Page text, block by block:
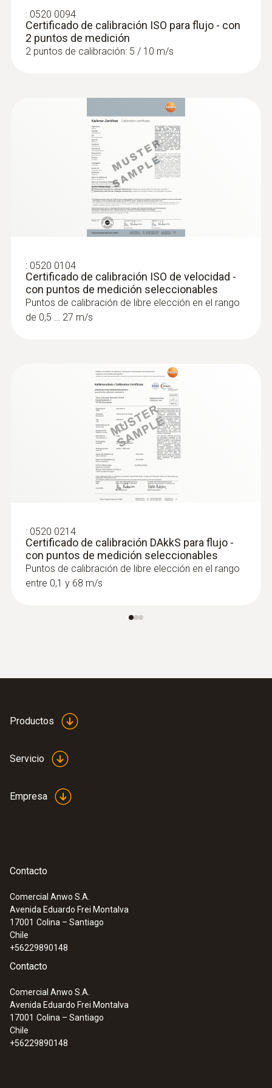
Set Ultimate HVACR testo Smart
:0560 4053
testo 405 - Anemómetro térmico
0563 4400
Set de hilo caliente testo 440
:0563 4405
Set de CO₂ testo 440 con Bluetooth®
: 0520 0094
Certificado de calibración ISO para flujo - con
2 puntos de medición
2 puntos de calibración: 5 / 10 m/s
: 0520 0104
Certificado de calibración ISO de velocidad -
con puntos de medición seleccionables
Puntos de calibración de libre elección en el rango
de 0,5 … 27 m/s
: 0520 0214
Certificado de calibración DAkkS para flujo -
con puntos de medición seleccionables
Puntos de calibración de libre elección en el rango
entre 0,1 y 68 m/s
Productos
Servicio
Empresa
Contacto
Comercial Anwo S.A.
Avenida Eduardo Frei Montalva
17001 Colina – Santiago
Chile
+56229890148
Contacto
Comercial Anwo S.A.
Avenida Eduardo Frei Montalva
17001 Colina – Santiago
Chile
+56229890148